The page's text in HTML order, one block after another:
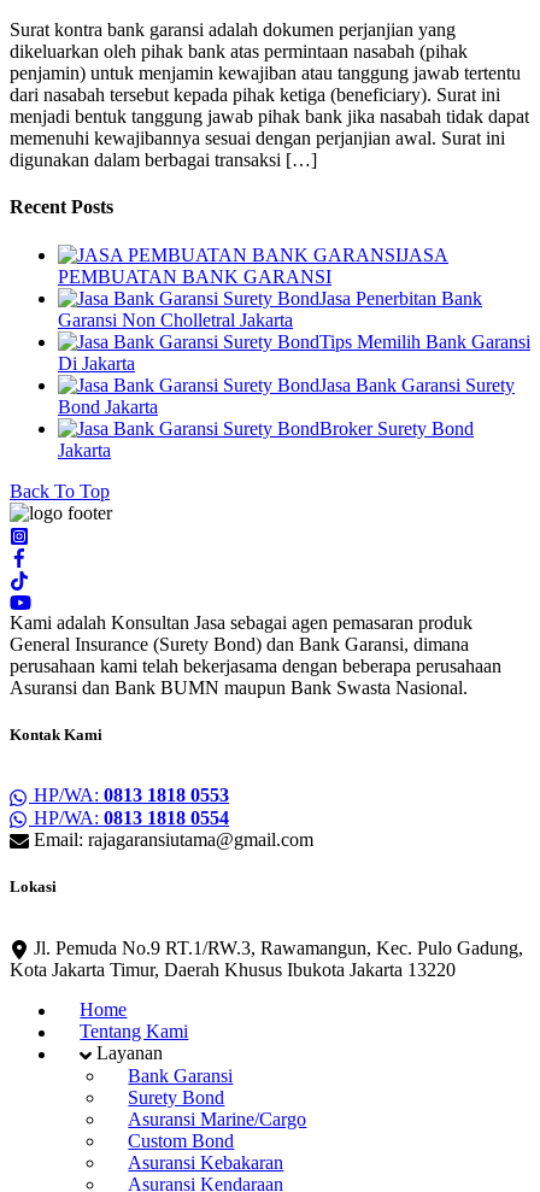
Surat kontra bank garansi adalah dokumen perjanjian yang
dikeluarkan oleh pihak bank atas permintaan nasabah (pihak
penjamin) untuk menjamin kewajiban atau tanggung jawab tertentu
dari nasabah tersebut kepada pihak ketiga (beneficiary). Surat ini
menjadi bentuk tanggung jawab pihak bank jika nasabah tidak dapat
memenuhi kewajibannya sesuai dengan perjanjian awal. Surat ini
digunakan dalam berbagai transaksi […]
Recent Posts
JASA
PEMBUATAN BANK GARANSI
Jasa Penerbitan Bank
Garansi Non Cholletral Jakarta
Tips Memilih Bank Garansi
Di Jakarta
Jasa Bank Garansi Surety
Bond Jakarta
Broker Surety Bond
Jakarta
Back To Top
Kami adalah Konsultan Jasa sebagai agen pemasaran produk
General Insurance (Surety Bond) dan Bank Garansi, dimana
perusahaan kami telah bekerjasama dengan beberapa perusahaan
Asuransi dan Bank BUMN maupun Bank Swasta Nasional.
Kontak Kami
HP/WA: 0813 1818 0553
HP/WA: 0813 1818 0554
Email: rajagaransiutama@gmail.com
Lokasi
Jl. Pemuda No.9 RT.1/RW.3, Rawamangun, Kec. Pulo Gadung,
Kota Jakarta Timur, Daerah Khusus Ibukota Jakarta 13220
Home
Tentang Kami
Layanan
Bank Garansi
Surety Bond
Asuransi Marine/Cargo
Custom Bond
Asuransi Kebakaran
Asuransi Kendaraan